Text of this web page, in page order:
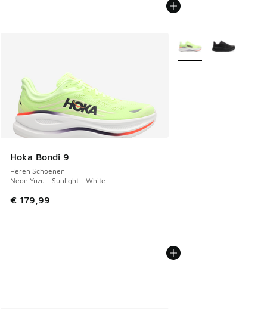
Hoka Bondi 9
Heren Schoenen
Neon Yuzu - Sunlight - White
€ 179,99
Meer kleuren